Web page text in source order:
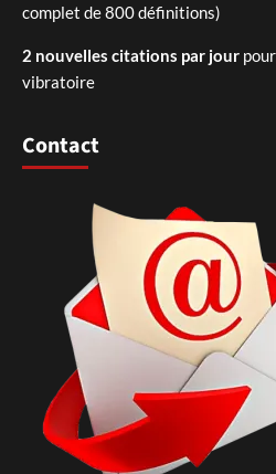
complet de 800 définitions)
2 nouvelles citations par jour
vibratoire
Contact